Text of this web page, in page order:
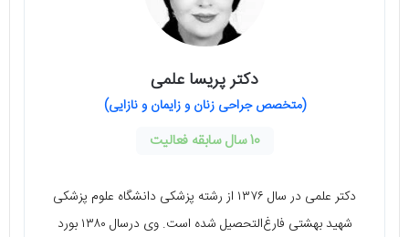
دکتر پریسا علمی
(متخصص جراحی زنان و زایمان و نازایی)
10 سال سابقه فعالیت
دکتر علمی در سال ۱۳۷۶ از رشته پزشکی دانشگاه علوم پزشکی
شهید بهشتی فارغ‌التحصیل شده است. وی درسال ۱۳۸۰ بورد